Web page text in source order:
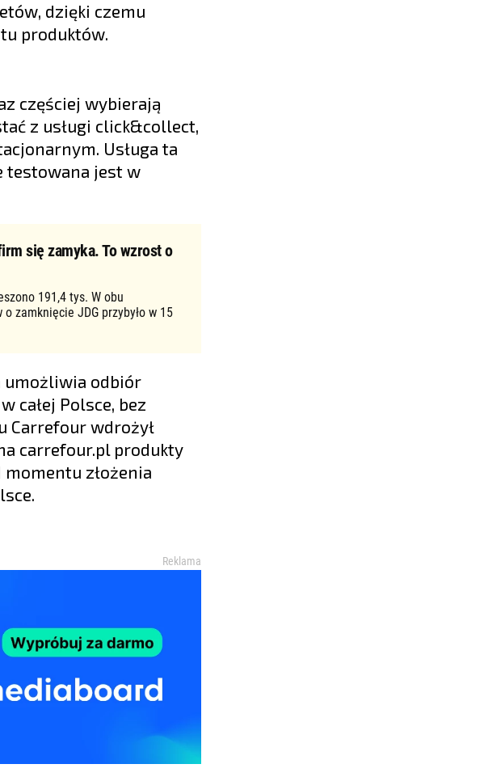
dzięki czemu
produktów.
częściej wybierają
z usługi click&collect,
Usługa ta
testowana jest w
się zamyka. To wzrost o
191,4 tys. W obu
zamknięcie JDG przybyło w 15
umożliwia odbiór
całej Polsce, bez
Carrefour wdrożył
carrefour.pl produkty
złożenia
Reklama